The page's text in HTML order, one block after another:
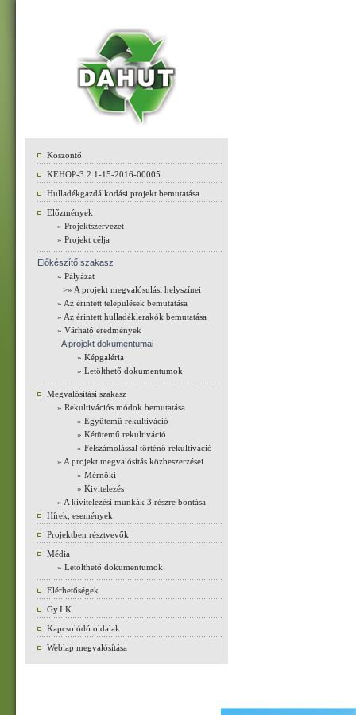
Köszöntő
KEHOP-3.2.1-15-2016-00005
Hulladékgazdálkodási projekt bemutatása
Előzmények
» Projektszervezet
» Projekt célja
Előkészítő szakasz
» Pályázat
>» A projekt megvalósulási helyszínei
» Az érintett települések bemutatása
» Az érintett hulladéklerakók bemutatása
» Várható eredmények
A projekt dokumentumai
» Képgaléria
» Letölthető dokumentumok
Megvalósítási szakasz
» Rekultivációs módok bemutatása
» Együtemű rekultiváció
» Kétütemű rekultiváció
» Felszámolással történő rekultiváció
» A projekt megvalósítás közbeszerzései
» Mérnöki
» Kivitelezés
» A kivitelezési munkák 3 részre bontása
Hírek, események
Projektben résztvevők
Média
» Letölthető dokumentumok
Elérhetőségek
Gy.I.K.
Kapcsolódó oldalak
Weblap megvalósítása